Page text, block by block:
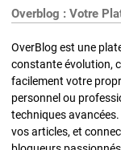
Overblog : Votre
OverBlog est une
constante évolution,
facilement votre
personnel ou
techniques
vos articles, et